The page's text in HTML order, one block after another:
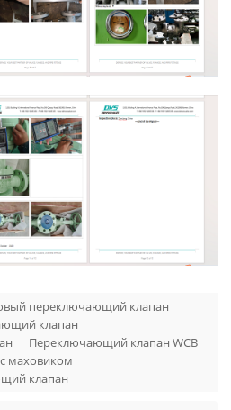
переключающий клапан
клапан
Переключающий клапан WCB
маховиком
клапан